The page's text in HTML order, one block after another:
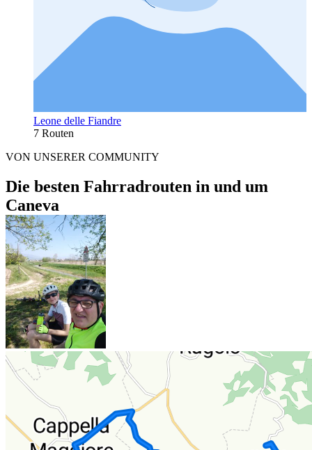
Leone delle Fiandre
7 Routen
VON UNSERER COMMUNITY
Die besten Fahrradrouten in und um
Caneva